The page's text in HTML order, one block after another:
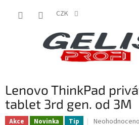
CZK
Lenovo ThinkPad
tablet 3rd gen. od 3M
Akce Novinka Tip
Průměrné
Neohodnoceno